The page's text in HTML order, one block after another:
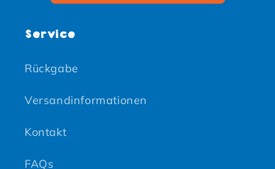
Service
Rückgabe
Versandinformationen
Kontakt
FAQs